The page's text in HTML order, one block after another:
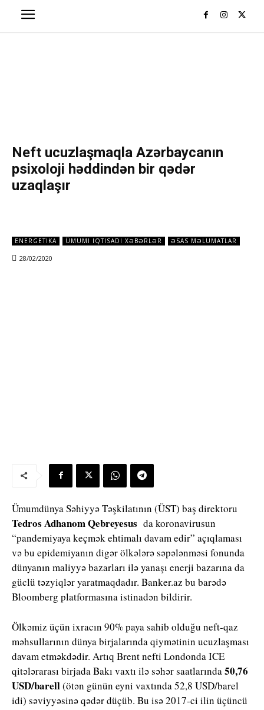
Neft ucuzlaşmaqla Azərbaycanın
psixoloji həddindən bir qədər
uzaqlaşır
ENERGETIKA ÜMUMI IQTISADI XƏBƏRLƏR ƏSAS MƏLUMATLAR
28/02/2020
Ümumdünya Səhiyyə Təşkilatının (ÜST) baş direktoru
Tedros Adhanom Qebreyesus da koronavirusun
“pandemiyaya keçmək ehtimalı davam edir” açıqlaması
və bu epidemiyanın digər ölkələrə səpələnməsi fonunda
dünyanın maliyyə bazarları ilə yanaşı enerji bazarına da
güclü təzyiqlər yaratmaqdadır. Banker.az bu barədə
Bloomberg platformasına istinadən bildirir.
Ölkəmiz üçün ixracın 90% paya sahib olduğu neft-qaz
məhsullarının dünya birjalarında qiymətinin ucuzlaşması
davam etməkdədir. Artıq Brent nefti Londonda ICE
qitələrarası birjada Bakı vaxtı ilə səhər saatlarında50,76
USD/barell(ötən günün eyni vaxtında 52,8 USD/barel
idi) səviyyəsinə qədər düçüb. Bu isə 2017-ci ilin üçüncü